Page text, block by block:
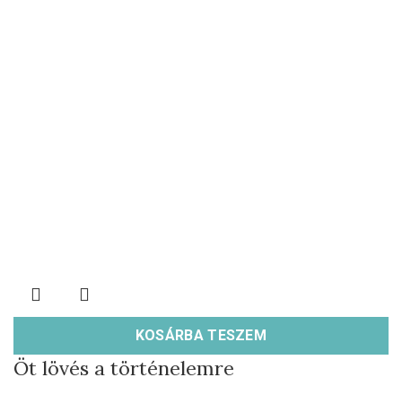
KOSÁRBA TESZEM
Öt lövés a történelemre